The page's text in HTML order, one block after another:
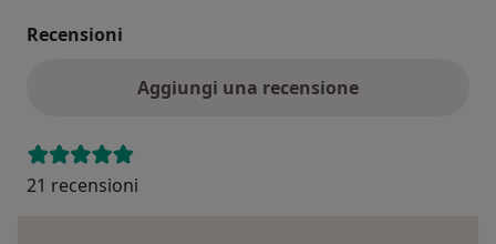
Recensioni
Aggiungi una recensione
21 recensioni